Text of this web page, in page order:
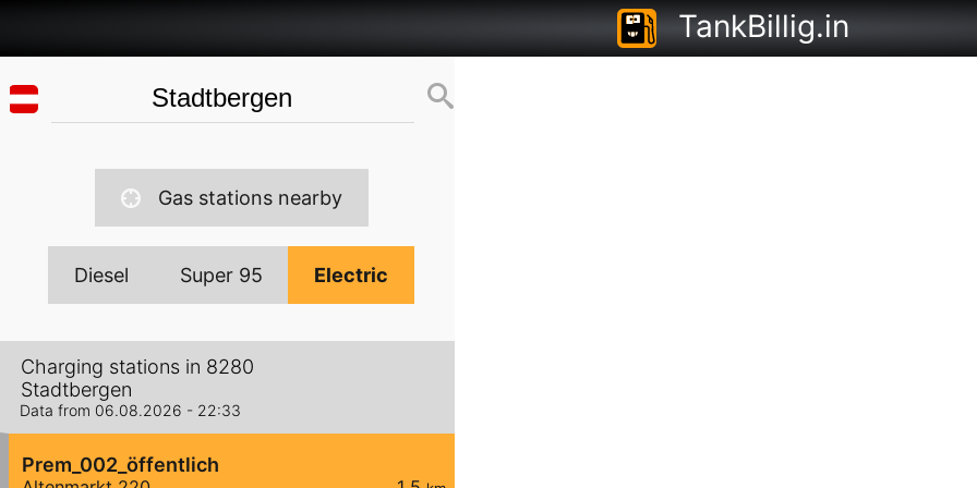
TankBillig.in
Gas stations nearby
Diesel Super 95 Electric
Charging stations in 8280
Stadtbergen
Data from 06.08.2026 - 22:33
Prem_002_öffentlich